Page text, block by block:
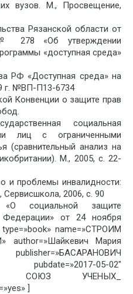
вузов. М., Просвещение,
Рязанской области от
278 «Об утверждении
«доступная среда»
РФ «Доступная среда» на
г. №ВП-П13-6734
Конвенции о защите прав
социальная
лиц с ограниченными
(сравнительный анализ на
М., 2005, с. 22-
и проблемы инвалидности:
2006, с. 90
социальной защите
Федерации» от 24 ноября
name=»СТРОИМ
Мария
05-02″
СОЮЗ УЧЕНЫХ_
]